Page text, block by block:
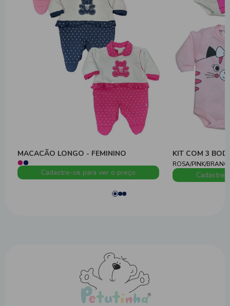
MACACÃO LONGO - FEMININO
Cadastre-se para ver o preço
KIT COM 3
ROSA/PINK/